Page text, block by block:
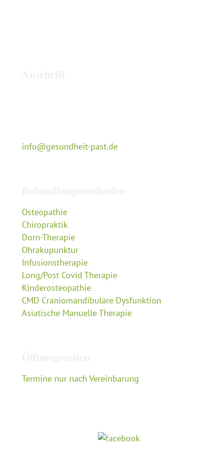
info@gesundheit-past.de
Osteopathie
Chiropraktik
Dorn-Therapie
Ohrakupunktur
Infusionstherapie
Long/Post Covid Therapie
Kinderosteopathie
CMD Craniomandibuläre Dysfunktion
Asiatische Manuelle Therapie
Termine nur nach Vereinbarung